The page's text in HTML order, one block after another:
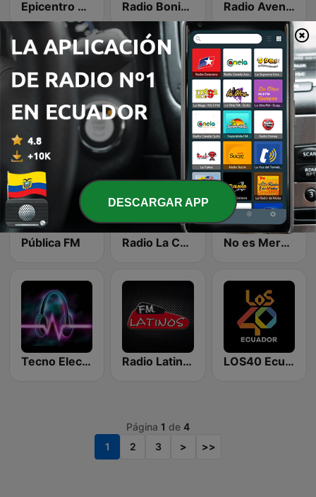
Epicentro Salsa Radio Radio Bonita 89.3 FM Radio Avenida Tropical
Blue Radio Ecuador
Pública FM Radio La Consentida EC No es Merengue es un merengazo
Tecno Electro Radio Latinos FM LOS40 Ecuador
Página 1 de 4
1
2 3 > >>
DESCARGAR APP